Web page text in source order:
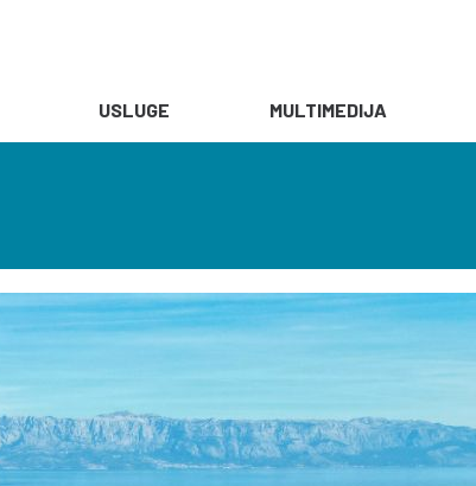
USLUGE MULTIMEDIJA